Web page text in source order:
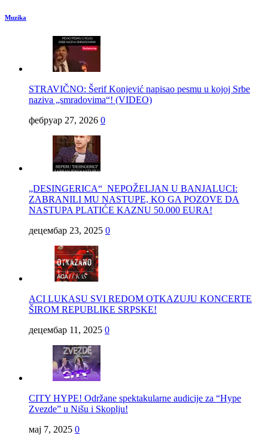
Muzika
STRAVIČNO: Šerif Konjević napisao pesmu u kojoj Srbe
naziva „smradovima“! (VIDEO)
фебруар 27, 2026 0
„DESINGERICA“ NEPOŽELJAN U BANJALUCI:
ZABRANILI MU NASTUPE, KO GA POZOVE DA
NASTUPA PLATIĆE KAZNU 50.000 EURA!
децембар 23, 2025 0
ACI LUKASU SVI REDOM OTKAZUJU KONCERTE
ŠIROM REPUBLIKE SRPSKE!
децембар 11, 2025 0
CITY HYPE! Održane spektakularne audicije za “Hype
Zvezde” u Nišu i Skoplju!
мај 7, 2025 0